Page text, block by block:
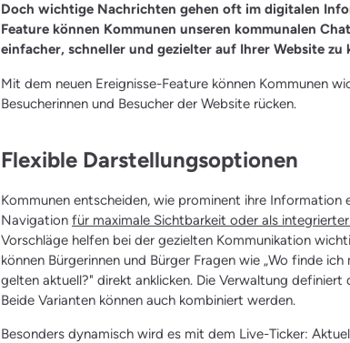
Doch wichtige Nachrichten gehen oft im digitalen
Feature können Kommunen unseren kommunalen
einfacher, schneller und gezielter auf Ihrer Website zu
Mit dem neuen Ereignisse-Feature können Kommunen
Besucherinnen und Besucher der Website rücken.
Flexible Darstellungsoptionen
Kommunen entscheiden, wie prominent ihre Information
Navigation für maximale Sichtbarkeit oder als
Vorschläge helfen bei der gezielten Kommunikation
können Bürgerinnen und Bürger Fragen wie „Wo finde
gelten aktuell?" direkt anklicken. Die Verwaltung definiert
Beide Varianten können auch kombiniert werden.
Besonders dynamisch wird es mit dem Live-Ticker: